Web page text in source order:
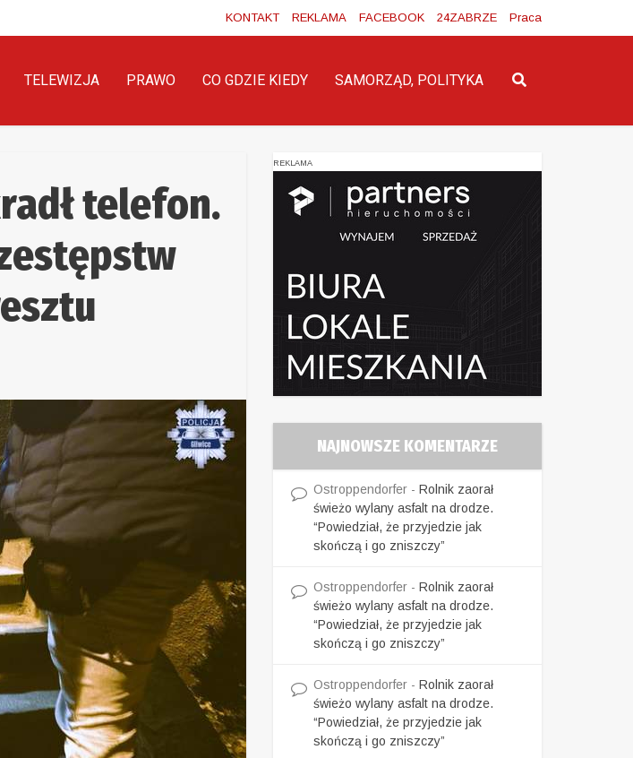
KONTAKT REKLAMA FACEBOOK 24ZABRZE Praca
TELEWIZJA PRAWO CO GDZIE KIEDY SAMORZĄD, POLITYKA
telefon.
REKLAMA
NAJNOWSZE KOMENTARZE
Ostroppendorfer - Rolnik zaorał
świeżo wylany asfalt na drodze.
“Powiedział, że przyjedzie jak
skończą i go zniszczy”
Ostroppendorfer - Rolnik zaorał
świeżo wylany asfalt na drodze.
“Powiedział, że przyjedzie jak
skończą i go zniszczy”
Ostroppendorfer - Rolnik zaorał
świeżo wylany asfalt na drodze.
“Powiedział, że przyjedzie jak
skończą i go zniszczy”